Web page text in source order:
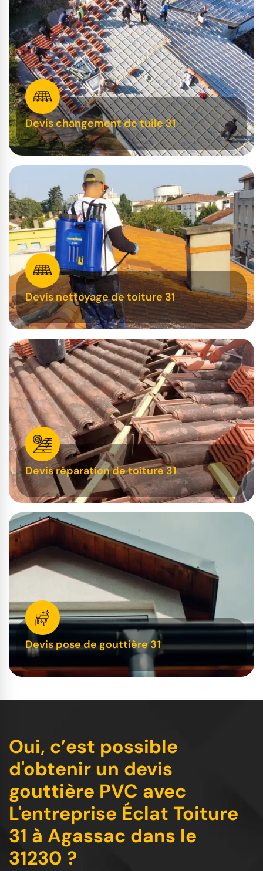
Devis changement de tuile 31
Devis nettoyage de toiture 31
Devis réparation de toiture 31
Devis pose de gouttière 31
Oui, c’est possible
d'obtenir un devis
gouttière PVC avec
L'entreprise Éclat Toiture
31 à Agassac dans le
31230 ?